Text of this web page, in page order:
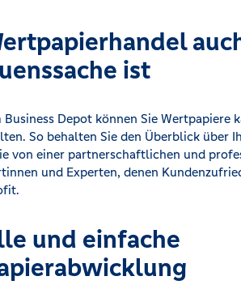
ist
Business Depot können Sie Wertpapiere
So behalten Sie den Überblick über
von einer partnerschaftlichen und
und Experten, denen
und einfache